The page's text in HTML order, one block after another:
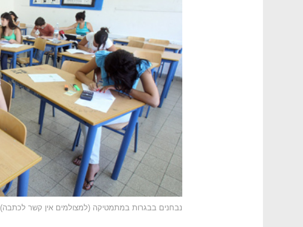
נבחנים בבגרות במתמטיקה (למצולמים אין קשר לכתבה)